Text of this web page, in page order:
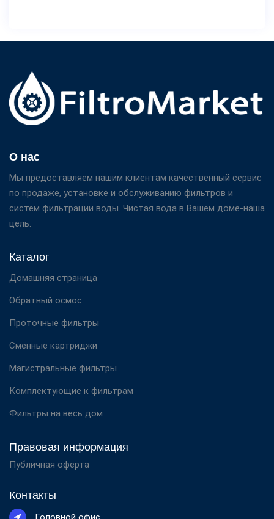
О нас
Мы предоставляем нашим клиентам качественный сервис
по продаже, установке и обслуживанию фильтров и
систем фильтрации воды. Чистая вода в Вашем доме-наша
цель.
Каталог
Домашняя страница
Обратный осмос
Проточные фильтры
Сменные картриджи
Магистральные фильтры
Комплектующие к фильтрам
Фильтры на весь дом
Правовая информация
Публичная оферта
Контакты